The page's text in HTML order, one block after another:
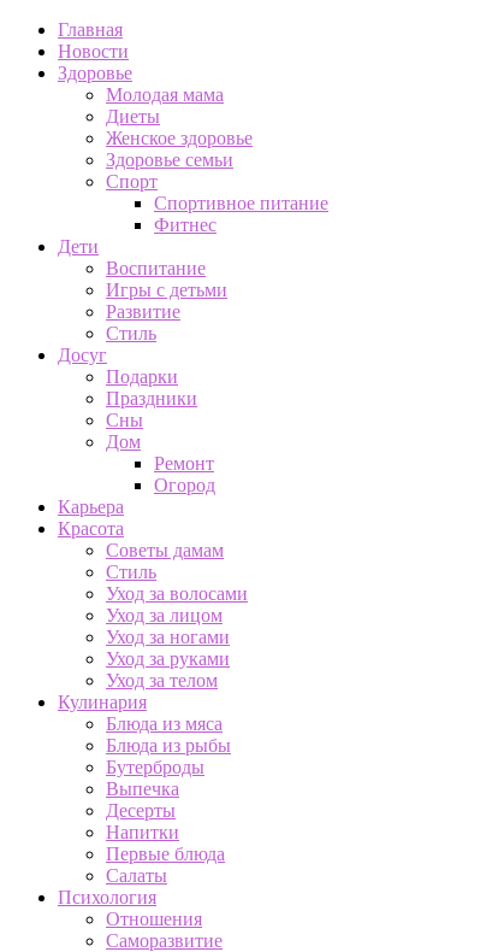
Главная
Новости
Здоровье
Молодая мама
Диеты
Женское здоровье
Здоровье семьи
Спорт
Спортивное питание
Фитнес
Дети
Воспитание
Игры с детьми
Развитие
Стиль
Досуг
Подарки
Праздники
Сны
Дом
Ремонт
Огород
Карьера
Красота
Советы дамам
Стиль
Уход за волосами
Уход за лицом
Уход за ногами
Уход за руками
Уход за телом
Кулинария
Блюда из мяса
Блюда из рыбы
Бутерброды
Выпечка
Десерты
Напитки
Первые блюда
Салаты
Психология
Отношения
Саморазвитие